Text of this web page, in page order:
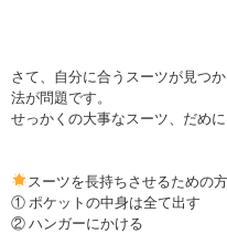
さて、自分に合うスーツが見つ
法が問題です。
せっかくの大事なスーツ、だめ
スーツを長持ちさせるための
① ポケットの中身は全て出す
② ハンガーにかける